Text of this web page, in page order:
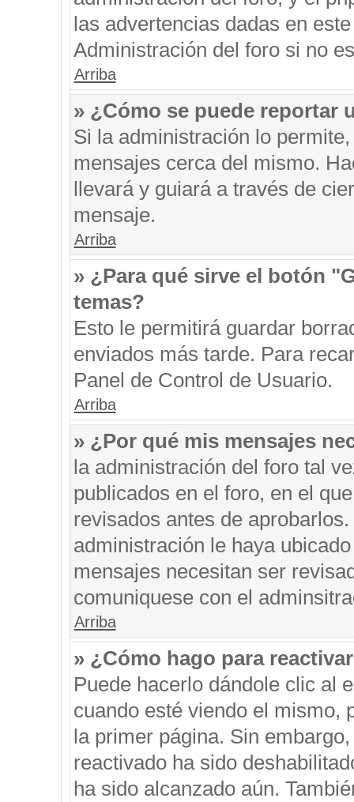
las advertencias dadas en
Administración del foro si no
Arriba
» ¿Cómo se puede reportar
Si la administración lo
mensajes cerca del mismo.
llevará y guiará a través de
mensaje.
Arriba
» ¿Para qué sirve el botón
temas?
Esto le permitirá guardar
enviados más tarde. Para
Panel de Control de Usuario.
Arriba
» ¿Por qué mis mensajes
la administración del foro tal
publicados en el foro, en el
revisados antes de
administración le haya
mensajes necesitan ser
comuniquese con el
Arriba
» ¿Cómo hago para
Puede hacerlo dándole clic al
cuando esté viendo el mismo,
la primer página. Sin
reactivado ha sido
ha sido alcanzado aún.